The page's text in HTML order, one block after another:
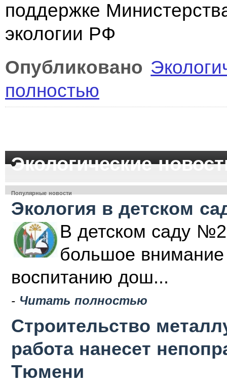
поддержке
экологии РФ
Опубликовано
полностью
Экологические
Популярные новости
Экология в детском
В детском саду
большое внимание
воспитанию дош...
- Читать полностью
Строительство
работа нанесет
Тюмени